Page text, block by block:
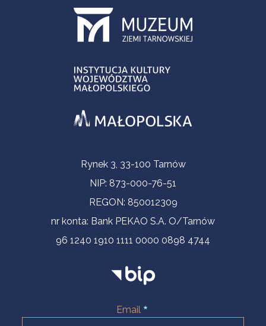
Informacje kontaktoweRynek 3, 33-100 Tarnów
NIP: 873-000-76-51
REGON: 850012309
nr konta: Bank PEKAO S.A. O/Tarnów
96 1240 1910 1111 0000 0898 4744
Email